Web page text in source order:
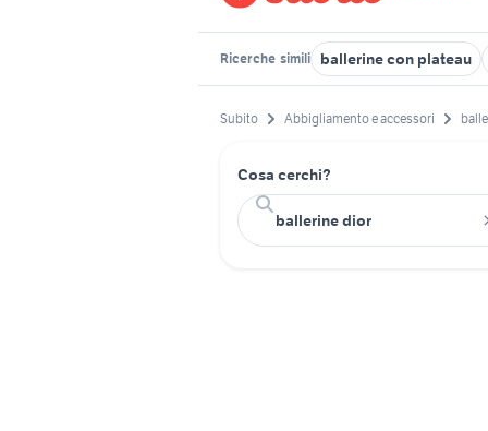
Ricerche simili ballerine con plateau
Subito Abbigliamento e accessori
Cosa cerchi?